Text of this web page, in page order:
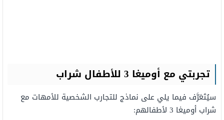
تجربتي مع أوميغا 3 للأطفال شراب
سيُتَعَرَّف فيما يلي على نماذج للتجارب الشخصية للأمهات مع
شراب أوميغا 3 لأطفالهم: